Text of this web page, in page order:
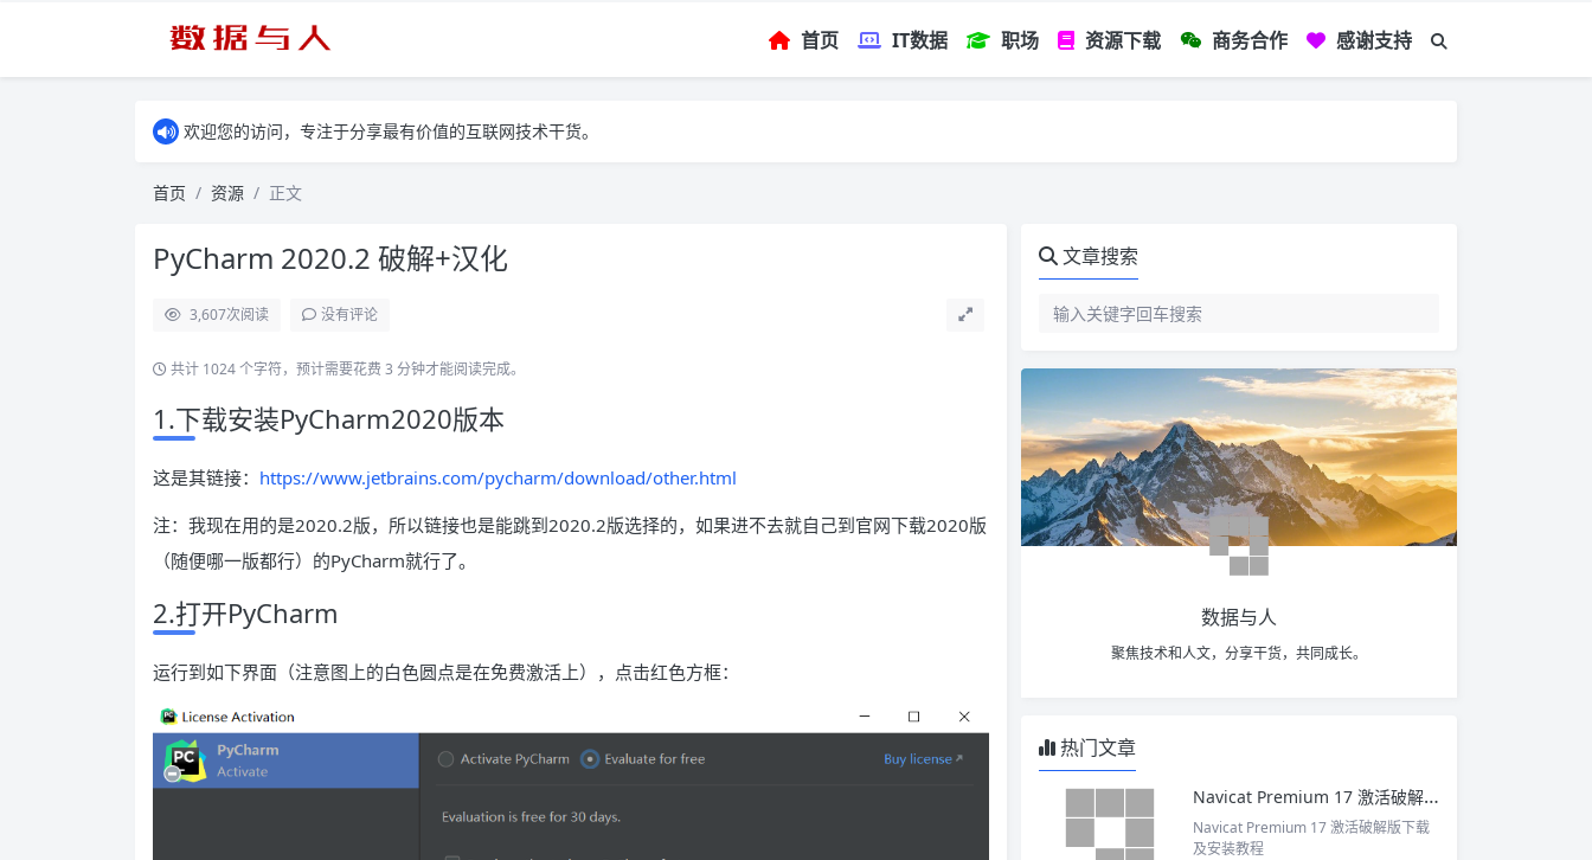
首页 IT数据 职场 资源下载 商务合作 感谢支持
欢迎您的访问，专注于分享最有价值的互联网技术干货。
首页 资源 正文
PyCharm 2020.2 破解+汉化
3,607次阅读 没有评论
共计 1024 个字符，预计需要花费 3 分钟才能阅读完成。
1.下载安装PyCharm2020版本
这是其链接： https://www.jetbrains.com/pycharm/download/other.html
注：我现在用的是2020.2版，所以链接也是能跳到2020.2版选择的，如果进不去就自己到官网下载2020版
（随便哪一版都行）的PyCharm就行了。
2.打开PyCharm
运行到如下界面（注意图上的白色圆点是在免费激活上），点击红色方框：
文章搜索
数据与人
聚焦技术和人文，分享干货，共同成长。
热门文章
Navicat Premium 17 激活破解版下载及安装教程
Navicat Premium 17 激活破解版下载
及安装教程